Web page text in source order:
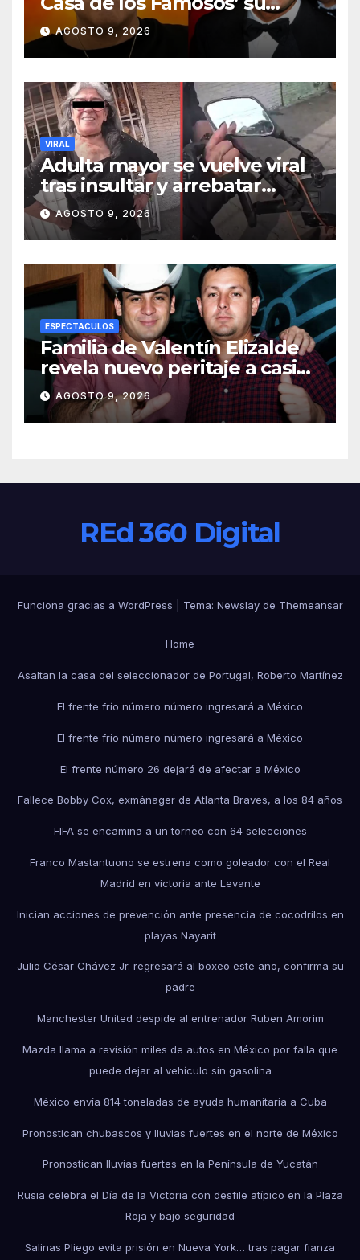
encuentro con Luis Miguel
AGOSTO 9, 2026
VIRAL
Adulta mayor se vuelve viral
tras insultar y arrebatar
celular a repartidor
AGOSTO 9, 2026
ESPECTACULOS
Familia de Valentín Elizalde
revela nuevo peritaje a casi
20 años de su homîcîdîo
AGOSTO 9, 2026
REd 360 Digital
Funciona gracias a WordPress Tema: Newslayde Themeansar
Home
Asaltan la casa del seleccionador de Portugal, Roberto Martínez
El frente frío número número ingresará a México
El frente frío número número ingresará a México
El frente número 26 dejará de afectar a México
Fallece Bobby Cox, exmánager de Atlanta Braves, a los 84 años
FIFA se encamina a un torneo con 64 selecciones
Franco Mastantuono se estrena como goleador con el Real
Madrid en victoria ante Levante
Inician acciones de prevención ante presencia de cocodrilos en
playas Nayarit
Julio César Chávez Jr. regresará al boxeo este año, confirma su
padre
Manchester United despide al entrenador Ruben Amorim
Mazda llama a revisión miles de autos en México por falla que
puede dejar al vehículo sin gasolina
México envía 814 toneladas de ayuda humanitaria a Cuba
Pronostican chubascos y lluvias fuertes en el norte de México
Pronostican lluvias fuertes en la Península de Yucatán
Rusia celebra el Día de la Victoria con desfile atípico en la Plaza
Roja y bajo seguridad
Salinas Pliego evita prisión en Nueva York… tras pagar fianza